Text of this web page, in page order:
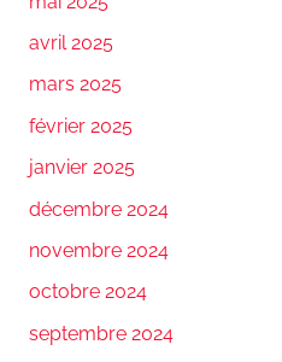
avril 2025
mars 2025
février 2025
janvier 2025
décembre 2024
novembre 2024
octobre 2024
septembre 2024